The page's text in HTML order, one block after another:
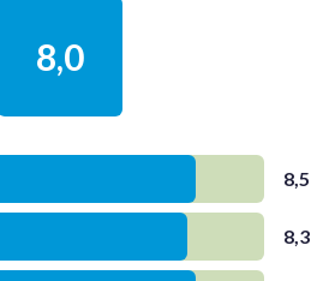
8,0
8,5
8,3